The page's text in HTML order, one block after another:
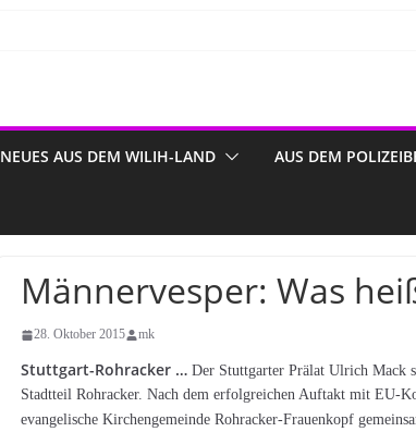
NEUES AUS DEM WILIH-LAND AUS DEM
Männervesper: Was
28. Oktober 2015 mk
Stuttgart-Rohracker … Der Stuttgarter Prälat Ulrich Mack
Stadtteil Rohracker. Nach dem erfolgreichen Auftakt mit EU-
evangelische Kirchengemeinde Rohracker-Frauenkopf